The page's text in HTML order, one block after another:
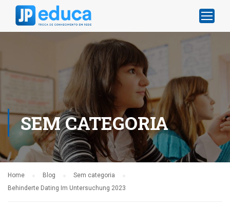
SEM CATEGORIA
Home Blog
Sem categoria
Behinderte Dating Im Untersuchung 2023